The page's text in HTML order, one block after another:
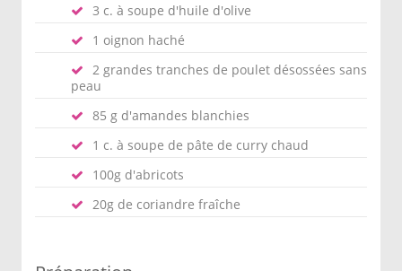
3 c. à soupe d'huile d'olive
1 oignon haché
2 grandes tranches de poulet désossées sans
peau
85 g d'amandes blanchies
1 c. à soupe de pâte de curry chaud
100g d'abricots
20g de coriandre fraîche